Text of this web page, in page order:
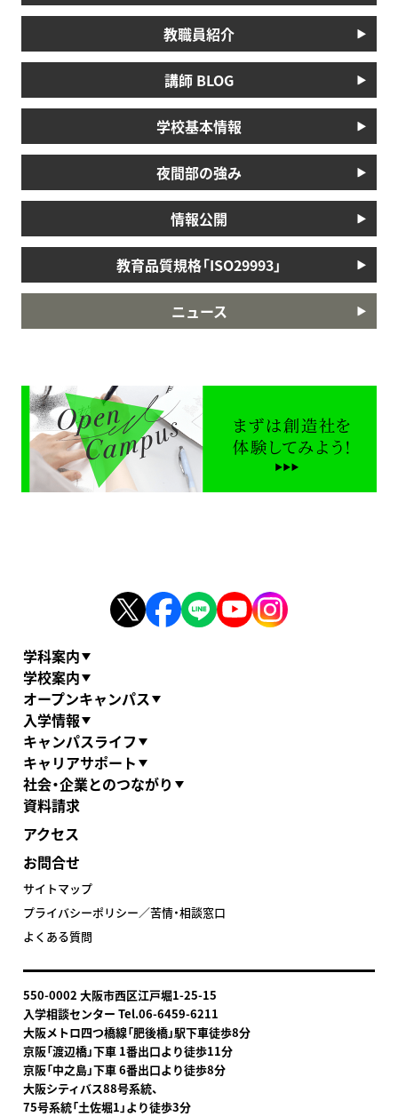
教職員紹介
講師 BLOG
学校基本情報
夜間部の強み
情報公開
教育品質規格「ISO29993」
ニュース
学科案内
学校案内
オープンキャンパス
入学情報
キャンパスライフ
キャリアサポート
社会・企業とのつながり
資料請求
アクセス
お問合せ
サイトマップ
プライバシーポリシー／苦情・相談窓口
よくある質問
550-0002 大阪市西区江戸堀1-25-15
入学相談センター Tel.06-6459-6211
大阪メトロ四つ橋線「肥後橋」駅下車徒歩8分
京阪「渡辺橋」下車 1番出口より徒歩11分
京阪「中之島」下車 6番出口より徒歩8分
大阪シティバス88号系統、
75号系統「土佐堀1」より徒歩3分